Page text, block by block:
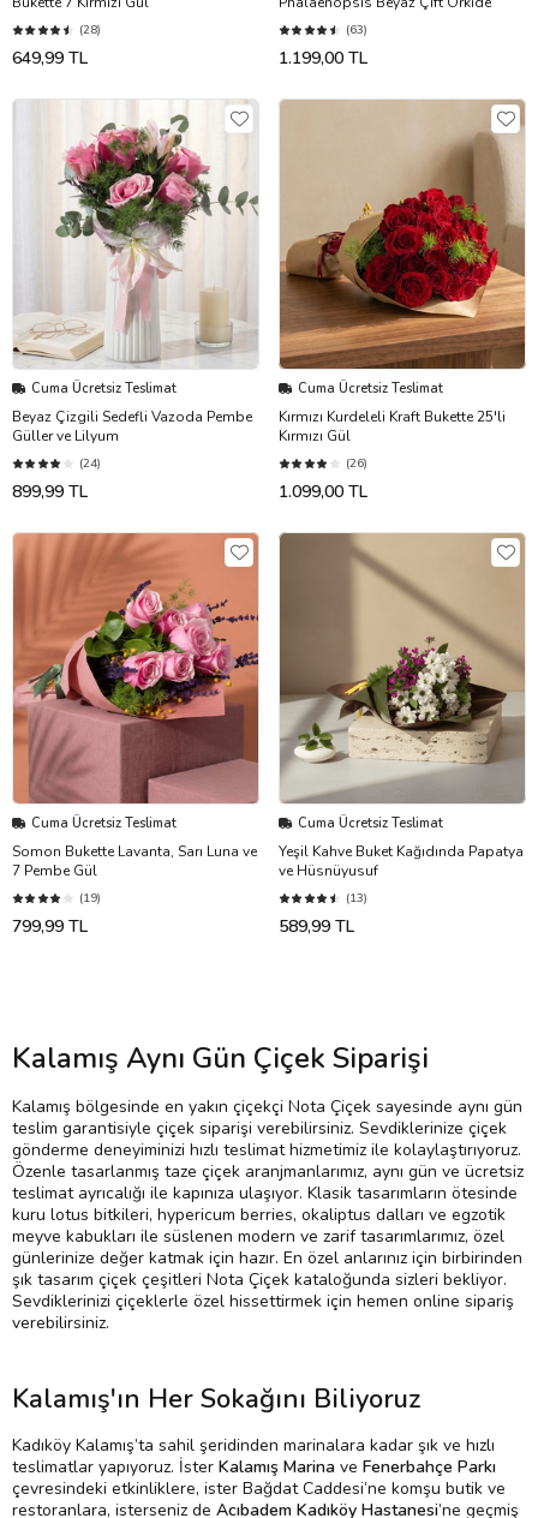
(28)
649,99 TL
(63)
1.199,00 TL
Cuma Ücretsiz Teslimat
Beyaz Çizgili Sedefli Vazoda Pembe
Güller ve Lilyum
(24)
899,99 TL
Cuma Ücretsiz Teslimat
Kırmızı Kurdeleli Kraft Bukette 25'li
Kırmızı Gül
(26)
1.099,00 TL
Cuma Ücretsiz Teslimat
Somon Bukette Lavanta, Sarı Luna ve
7 Pembe Gül
(19)
799,99 TL
Cuma Ücretsiz Teslimat
Yeşil Kahve Buket Kağıdında Papatya
ve Hüsnüyusuf
(13)
589,99 TL
Kalamış Aynı Gün Çiçek Siparişi
Kalamış bölgesinde en yakın çiçekçi Nota Çiçek sayesinde aynı gün
teslim garantisiyle çiçek siparişi verebilirsiniz. Sevdiklerinize çiçek
gönderme deneyiminizi hızlı teslimat hizmetimiz ile kolaylaştırıyoruz.
Özenle tasarlanmış taze çiçek aranjmanlarımız, aynı gün ve ücretsiz
teslimat ayrıcalığı ile kapınıza ulaşıyor. Klasik tasarımların ötesinde
kuru lotus bitkileri, hypericum berries, okaliptus dalları ve egzotik
meyve kabukları ile süslenen modern ve zarif tasarımlarımız, özel
günlerinize değer katmak için hazır. En özel anlarınız için birbirinden
şık tasarım çiçek çeşitleri Nota Çiçek kataloğunda sizleri bekliyor.
Sevdiklerinizi çiçeklerle özel hissettirmek için hemen online sipariş
verebilirsiniz.
Kalamış'ın Her Sokağını Biliyoruz
Kadıköy Kalamış’ta sahil şeridinden marinalara kadar şık ve hızlı
teslimatlar yapıyoruz. İster Kalamış Marina ve Fenerbahçe Parkı
çevresindeki etkinliklere, ister Bağdat Caddesi’ne komşu butik ve
restoranlara, isterseniz de Acıbadem Kadıköy Hastanesi’ne geçmiş